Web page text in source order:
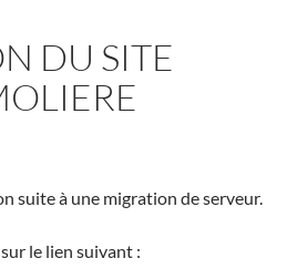
DU SITE
suite à une migration de serveur.
sur le lien suivant :